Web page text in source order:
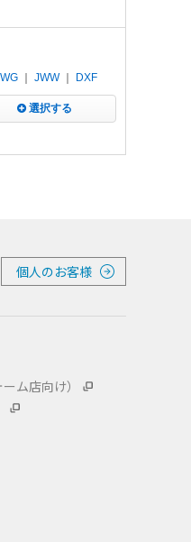
JWW｜ DXF
選択する
個人のお客様
ム店向け）